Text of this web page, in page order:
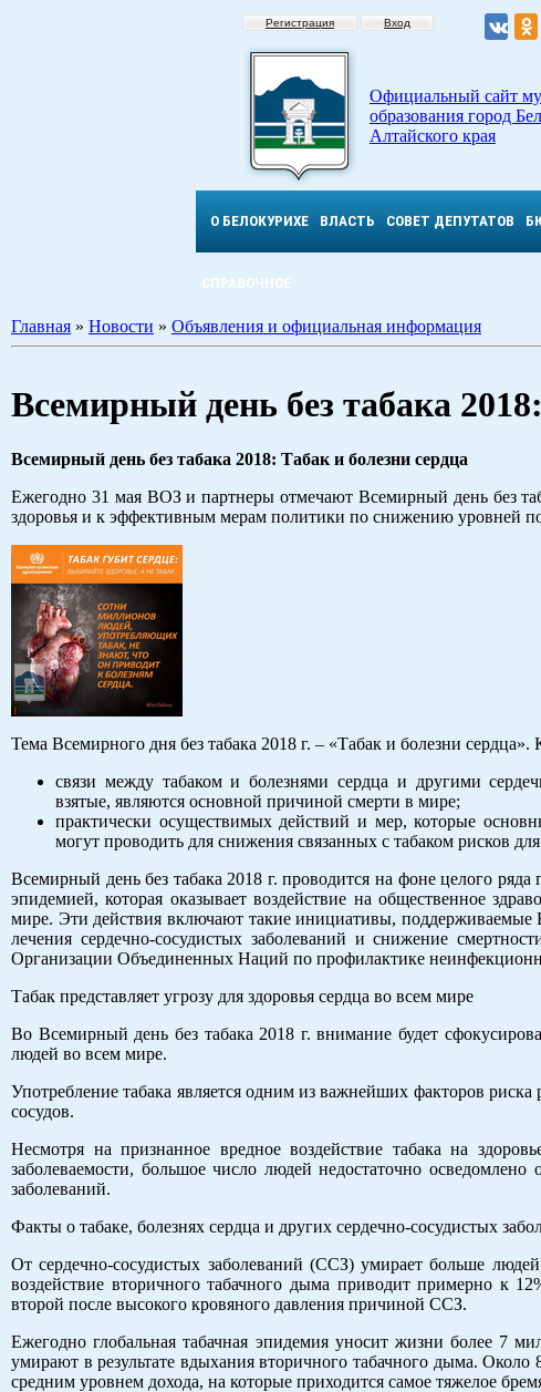
Регистрация Вход
Официальный сайт
образования город
Алтайского края
О БЕЛОКУРИХЕ ВЛАСТЬ СОВЕТ ДЕПУТАТОВ
СПРАВОЧНОЕ
Главная » Новости » Объявления и официальная информация
Всемирный день без табака
Всемирный день без табака 2018: Табак и болезни сердца
Ежегодно 31 мая ВОЗ и партнеры отмечают Всемирный день без
здоровья и к эффективным мерам политики по снижению уровней
Тема Всемирного дня без табака 2018 г. – «Табак и болезни
связи между табаком и болезнями сердца и другими
взятые, являются основной причиной смерти в мире;
практически осуществимых действий и мер, которые
могут проводить для снижения связанных с табаком рисков для
Всемирный день без табака 2018 г. проводится на фоне целого
эпидемией, которая оказывает воздействие на общественное
мире. Эти действия включают такие инициативы, поддерживаемые
лечения сердечно-сосудистых заболеваний и снижение
Организации Объединенных Наций по профилактике
Табак представляет угрозу для здоровья сердца во всем мире
Во Всемирный день без табака 2018 г. внимание будет
людей во всем мире.
Употребление табака является одним из важнейших факторов
сосудов.
Несмотря на признанное вредное воздействие табака на
заболеваемости, большое число людей недостаточно
заболеваний.
Факты о табаке, болезнях сердца и других сердечно-сосудистых
От сердечно-сосудистых заболеваний (ССЗ) умирает больше
воздействие вторичного табачного дыма приводит примерно к
второй после высокого кровяного давления причиной ССЗ.
Ежегодно глобальная табачная эпидемия уносит жизни более 7
умирают в результате вдыхания вторичного табачного дыма.
средним уровнем дохода, на которые приходится самое тяжелое